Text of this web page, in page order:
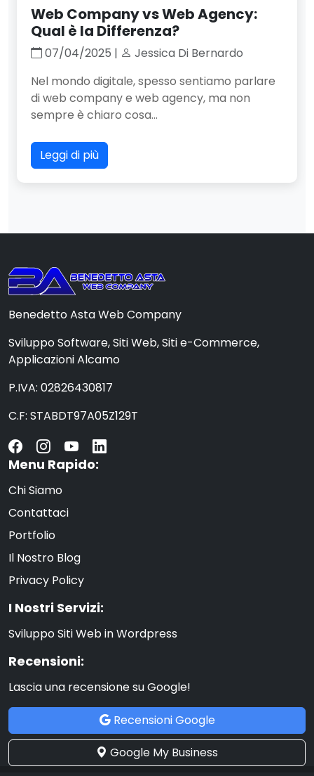
Web Company vs Web Agency:
Qual è la Differenza?
07/04/2025 |
Jessica Di Bernardo
Nel mondo digitale, spesso sentiamo parlare
di web company e web agency, ma non
sempre è chiaro cosa...
Leggi di più
Benedetto Asta Web Company
Sviluppo Software, Siti Web, Siti e-Commerce,
Applicazioni Alcamo
P.IVA: 02826430817
C.F: STABDT97A05Z129T
Menu Rapido:
Chi Siamo
Contattaci
Portfolio
Il Nostro Blog
Privacy Policy
I Nostri Servizi:
Sviluppo Siti Web in Wordpress
Recensioni:
Lascia una recensione su Google!
Recensioni Google
Google My Business